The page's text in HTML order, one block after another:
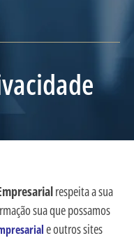
respeita a sua
sua que possamos
e outros sites